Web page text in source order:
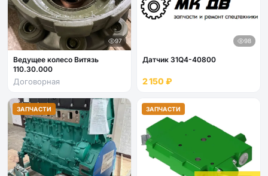
97
Ведущее колесо Витязь
110.30.000
Договорная
98
Датчик 31Q4-40800
2 150 ₽
ЗАПЧАСТИ ЗАПЧАСТИ